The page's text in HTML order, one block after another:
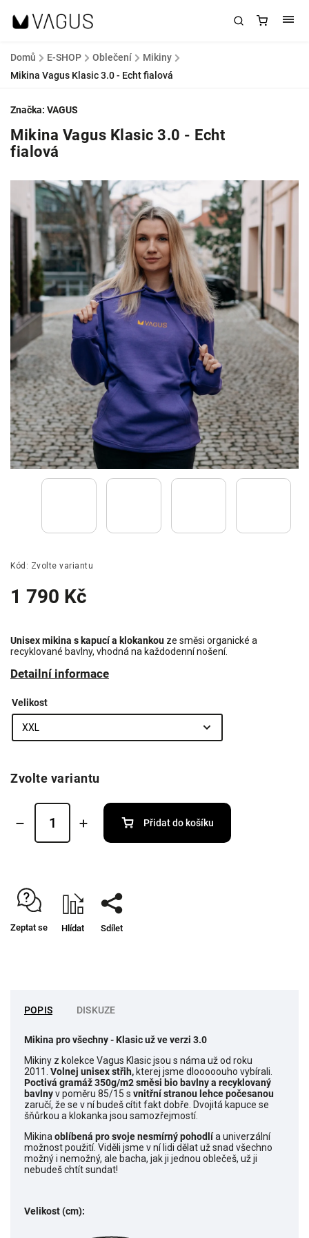
Domů / E-SHOP / Oblečení / Mikiny /
Mikina Vagus Klasic 3.0 - Echt fialová
Mikina Vagus Klasic 3.0 - Echt
fialová
Kód: Zvolte variantu
1 790 Kč
Unisex mikina s kapucí a klokankou ze směsi organické a
recyklované bavlny, vhodná na každodenní nošení.
Detailní informace
Značka: VAGUS
Velikost
Zvolte variantu
Přidat do košíku
Zeptat se Hlídat Sdílet
POPIS DISKUZE
Mikina pro všechny- Klasic už ve verzi 3.0
Mikiny z kolekce Vagus Klasic jsou s náma už od roku
2011. Volnej unisex střih, kterej jsme dlooooouho vybírali.
Poctivá gramáž 350g/m2 směsi bio bavlny a recyklovaný
bavlnyv poměru 85/15 s vnitřní stranou lehce počesanou
zaručí, že se v ní budeš cítit fakt dobře. Dvojitá kapuce se
šňůrkou a klokanka jsou samozřejmostí.
Mikina oblíbená pro svoje nesmírný pohodlía univerzální
možnost použití. Viděli jsme v ní lidi dělat už snad všechno
možný i nemožný, ale bacha, jak ji jednou oblečeš, už ji
nebudeš chtít sundat!
Velikost (cm):